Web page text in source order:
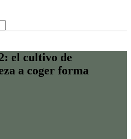
el cultivo de
a coger forma